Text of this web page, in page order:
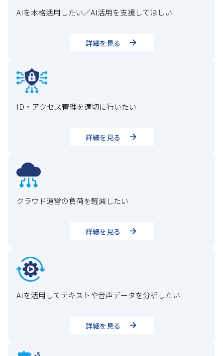
AIを本格活用したい／AI活用を支援してほしい
詳細を見る
ID・アクセス管理を適切に行いたい
詳細を見る
クラウド運営の負荷を軽減したい
詳細を見る
AIを活用してテキストや音声データを分析したい
詳細を見る